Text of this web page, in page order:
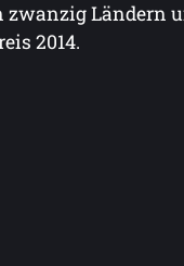
Ländern
2014.